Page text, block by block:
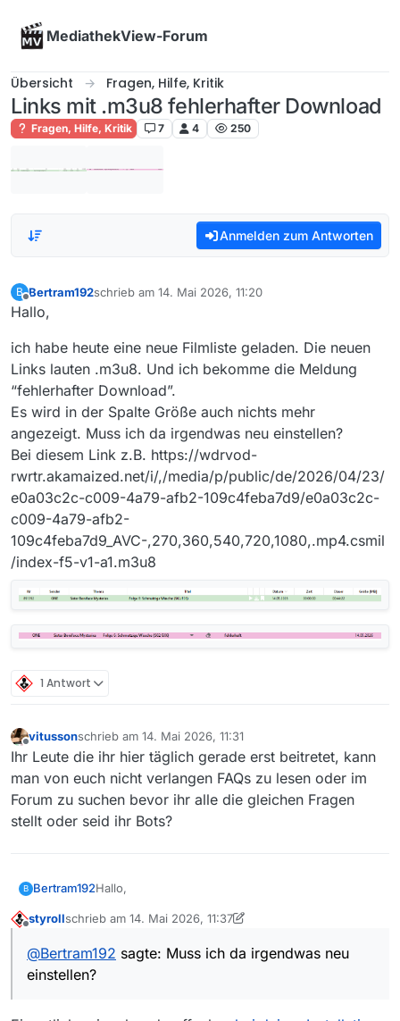
MediathekView-Forum
Übersicht Fragen, Hilfe, Kritik
Links mit .m3u8 fehlerhafter Download
Fragen, Hilfe, Kritik 7 4 250
Anmelden zum Antworten
B
Offline
Bertram192schrieb am 14. Mai 2026, 11:20
zuletzt editiert von
Hallo,
ich habe heute eine neue Filmliste geladen. Die neuen
Links lauten .m3u8. Und ich bekomme die Meldung
“fehlerhafter Download”.
Es wird in der Spalte Größe auch nichts mehr
angezeigt. Muss ich da irgendwas neu einstellen?
Bei diesem Link z.B. https://wdrvod-
rwrtr.akamaized.net/i/,/media/p/public/de/2026/04/23/
e0a03c2c-c009-4a79-afb2-109c4feba7d9/e0a03c2c-
c009-4a79-afb2-
109c4feba7d9_AVC-,270,360,540,720,1080,.mp4.csmil
/index-f5-v1-a1.m3u8
1 Antwort
Offline
vitussonschrieb am 14. Mai 2026, 11:31
zuletzt editiert von
Ihr Leute die ihr hier täglich gerade erst beitretet, kann
man von euch nicht verlangen FAQs zu lesen oder im
Forum zu suchen bevor ihr alle die gleichen Fragen
stellt oder seid ihr Bots?
B Bertram192Hallo,
ich habe heute eine neue Filmliste geladen. Die
Meldung “fehlerhafter Download”.
Es wird in der Spalte Größe auch nichts mehr
styrollschrieb am 14. Mai 2026, 11:37
zuletzt editiert von styroll
@Bertram192 sagte: Muss ich da irgendwas neu
einstellen?